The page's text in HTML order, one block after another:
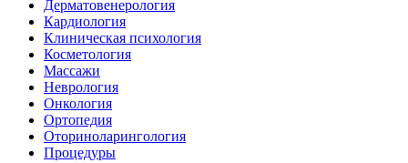
Дерматовенерология
Кардиология
Клиническая психология
Косметология
Массажи
Неврология
Онкология
Ортопедия
Оториноларингология
Процедуры